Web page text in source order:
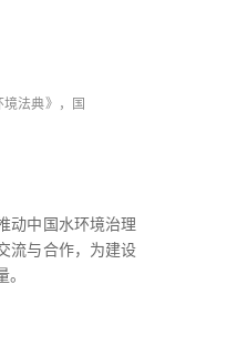
法典》，国
动中国水环境治理
流与合作，为建设